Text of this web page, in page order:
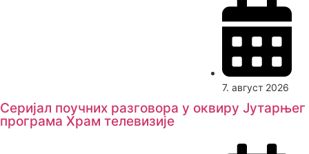
Серијал поучних разговора у оквиру Јутарњег
програма Храм телевизије
7. август 2026